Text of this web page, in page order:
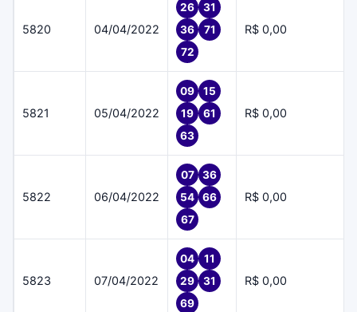
5820 04/04/2022
26
31
36
71
72
R$ 0,00
5821 05/04/2022
09
15
19
61
63
R$ 0,00
5822 06/04/2022
07
36
54
66
67
R$ 0,00
5823 07/04/2022
04
11
29
31
69
R$ 0,00